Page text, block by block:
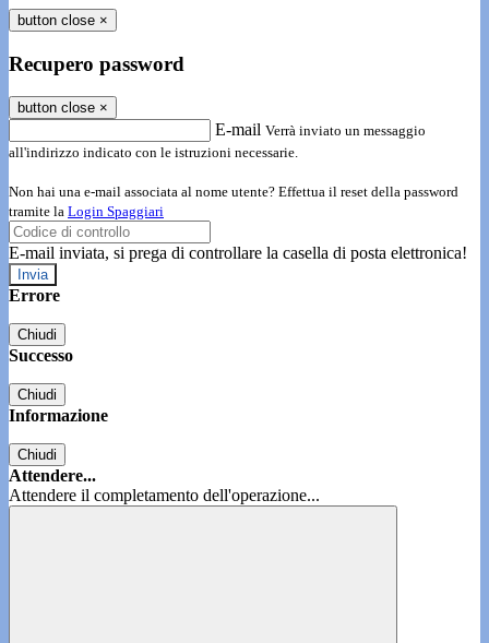
button close ×
Recupero password
button close ×
E-mail Verrà inviato un messaggio
all'indirizzo indicato con le istruzioni necessarie.
Non hai una e-mail associata al nome utente? Effettua il reset della password
tramite la Login Spaggiari
E-mail inviata, si prega di controllare la casella di posta elettronica!
Errore
Chiudi
Successo
Chiudi
Informazione
Chiudi
Attendere...
Attendere il completamento dell'operazione...